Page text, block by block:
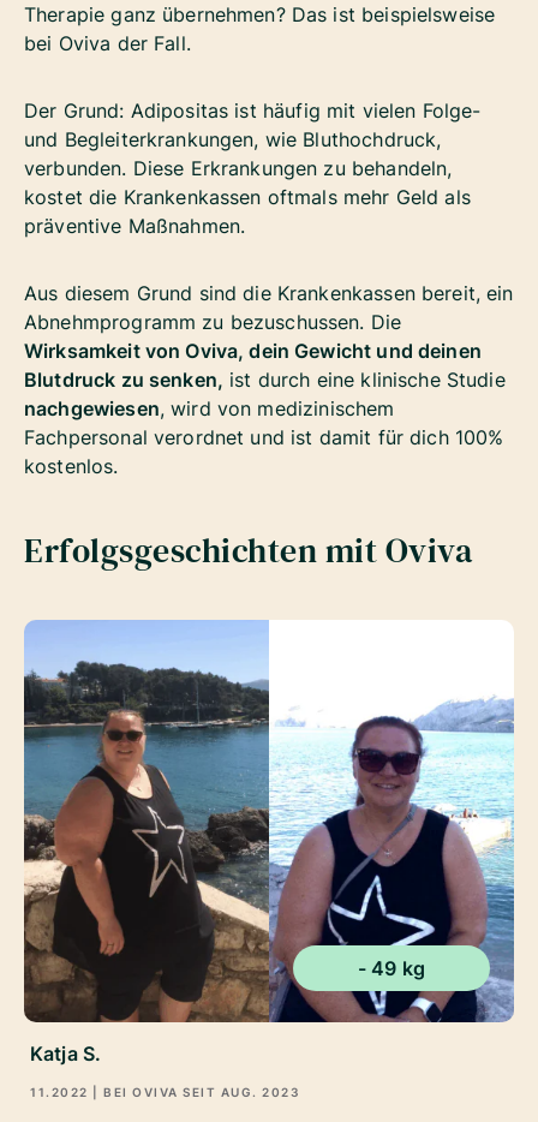
Therapie ganz übernehmen? Das ist beispielsweise
bei Oviva der Fall.
Der Grund: Adipositas ist häufig mit vielen Folge-
und Begleiterkrankungen, wie Bluthochdruck,
verbunden. Diese Erkrankungen zu behandeln,
kostet die Krankenkassen oftmals mehr Geld als
präventive Maßnahmen.
Aus diesem Grund sind die Krankenkassen bereit, ein
Abnehmprogramm zu bezuschussen. Die
Wirksamkeit von Oviva, dein Gewicht und deinen
Blutdruck zu senken, ist durch eine klinische Studie
nachgewiesen, wird von medizinischem
Fachpersonal verordnet und ist damit für dich 100%
kostenlos.
Erfolgsgeschichten mit Oviva
- 49 kg
Katja S.
11.2022 | BEI OVIVA SEIT AUG. 2023